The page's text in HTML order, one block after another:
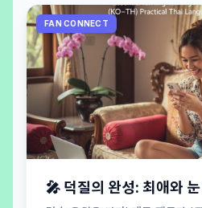
FAN CONNECT
🎤 덕질의 완성: 최애와